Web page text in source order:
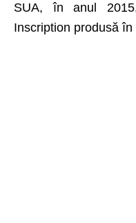
SUA, în anul
Inscription produsă în